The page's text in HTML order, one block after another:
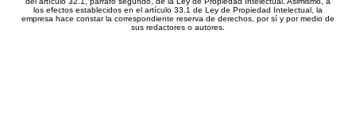
los efectos establecidos en el artículo 33.1 de Ley de Propiedad Intelectual, la
empresa hace constar la correspondiente reserva de derechos, por sí y por medio de
sus redactores o autores.